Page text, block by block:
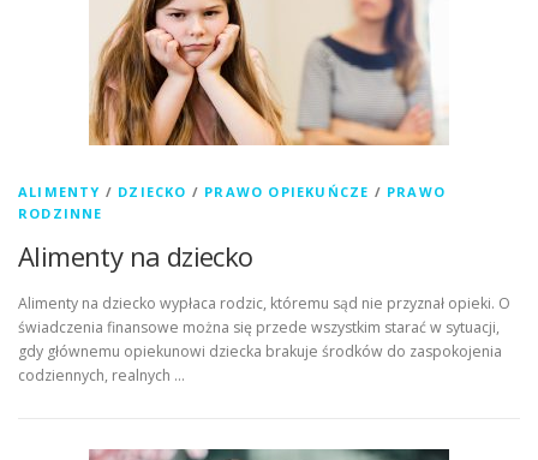
ALIMENTY / DZIECKO / PRAWO OPIEKUŃCZE / PRAWO
RODZINNE
Alimenty na dziecko
Alimenty na dziecko wypłaca rodzic, któremu sąd nie przyznał opieki. O
świadczenia finansowe można się przede wszystkim starać w sytuacji,
gdy głównemu opiekunowi dziecka brakuje środków do zaspokojenia
codziennych, realnych …